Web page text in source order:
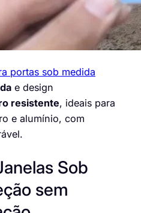
portas sob medida
e design
resistente, ideais para
e alumínio, com
Sob
sem